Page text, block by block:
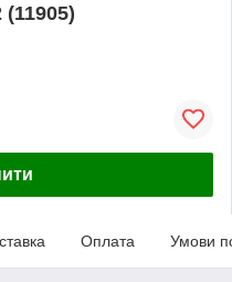
(11905)
Оплата Умови